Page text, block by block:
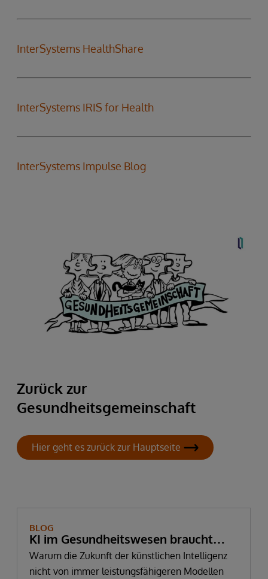
InterSystems HealthShare
InterSystems IRIS for Health
InterSystems Impulse Blog
Zurück zur
Gesundheitsgemeinschaft
Hier geht es zurück zur Hauptseite
BLOG
KI im Gesundheitswesen braucht
mehr als Daten – sie braucht
vertrauenswürdige Informationen
Warum die Zukunft der künstlichen Intelligenz
nicht von immer leistungsfähigeren Modellen